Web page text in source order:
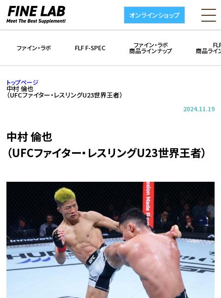
オンラインショップ
ファイン・ラボ FLF F-SPEC ファイン・ラボ
商品ラインナップ 商品ライ
トップページ
中村 倫也
（UFCファイター・レスリングU23世界王者）
2024.11.19
中村 倫也
（UFCファイター・レスリングU23世界王者）